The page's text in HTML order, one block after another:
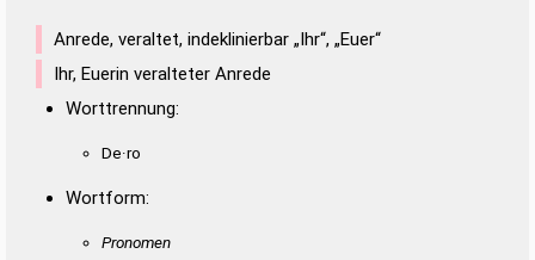
Anrede, veraltet, indeklinierbar „Ihr“, „Euer“
Ihr, Euerin veralteter Anrede
Worttrennung:
De·ro
Wortform:
Pronomen